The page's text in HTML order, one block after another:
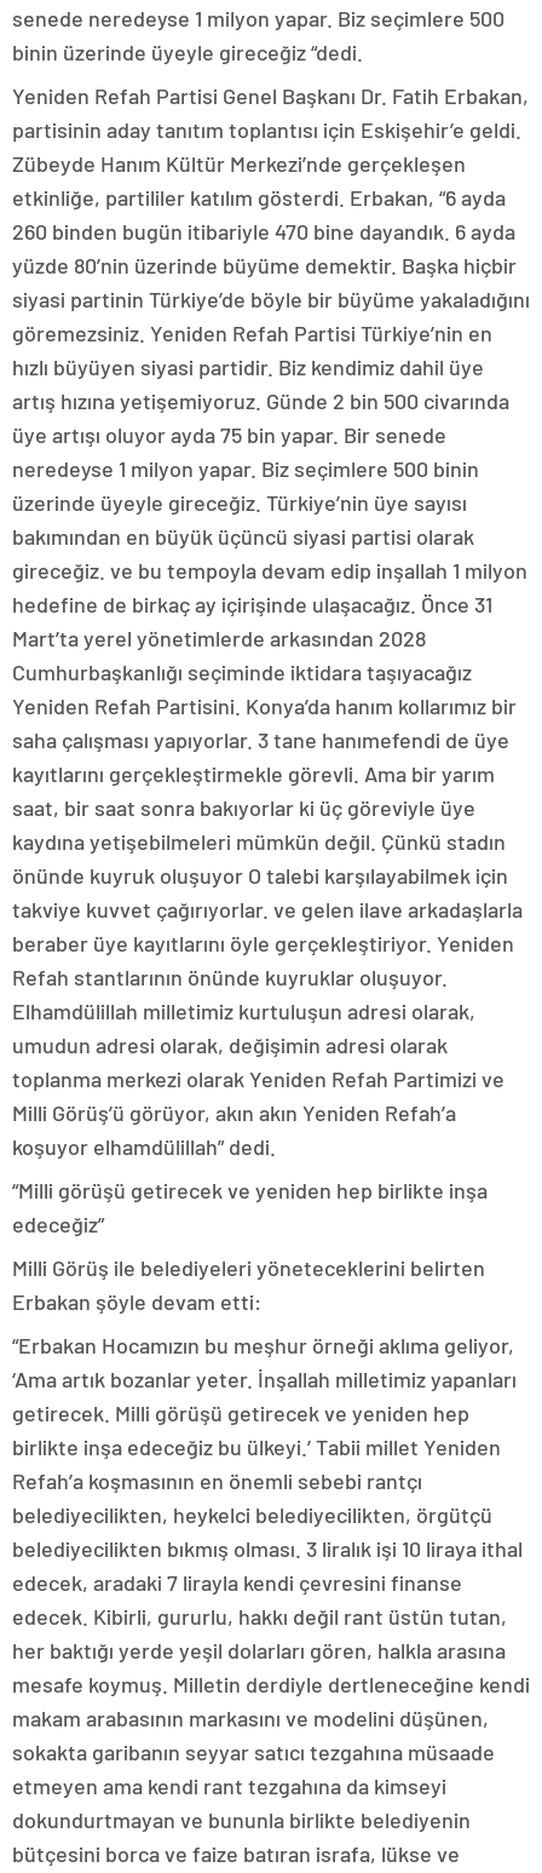
senede neredeyse 1 milyon yapar. Biz seçimlere 500
binin üzerinde üyeyle gireceğiz “dedi.
Yeniden Refah Partisi Genel Başkanı Dr. Fatih Erbakan,
partisinin aday tanıtım toplantısı için Eskişehir’e geldi.
Zübeyde Hanım Kültür Merkezi’nde gerçekleşen
etkinliğe, partililer katılım gösterdi. Erbakan, “6 ayda
260 binden bugün itibariyle 470 bine dayandık. 6 ayda
yüzde 80’nin üzerinde büyüme demektir. Başka hiçbir
siyasi partinin Türkiye’de böyle bir büyüme yakaladığını
göremezsiniz. Yeniden Refah Partisi Türkiye’nin en
hızlı büyüyen siyasi partidir. Biz kendimiz dahil üye
artış hızına yetişemiyoruz. Günde 2 bin 500 civarında
üye artışı oluyor ayda 75 bin yapar. Bir senede
neredeyse 1 milyon yapar. Biz seçimlere 500 binin
üzerinde üyeyle gireceğiz. Türkiye’nin üye sayısı
bakımından en büyük üçüncü siyasi partisi olarak
gireceğiz. ve bu tempoyla devam edip inşallah 1 milyon
hedefine de birkaç ay içirişinde ulaşacağız. Önce 31
Mart’ta yerel yönetimlerde arkasından 2028
Cumhurbaşkanlığı seçiminde iktidara taşıyacağız
Yeniden Refah Partisini. Konya’da hanım kollarımız bir
saha çalışması yapıyorlar. 3 tane hanımefendi de üye
kayıtlarını gerçekleştirmekle görevli. Ama bir yarım
saat, bir saat sonra bakıyorlar ki üç göreviyle üye
kaydına yetişebilmeleri mümkün değil. Çünkü stadın
önünde kuyruk oluşuyor O talebi karşılayabilmek için
takviye kuvvet çağırıyorlar. ve gelen ilave arkadaşlarla
beraber üye kayıtlarını öyle gerçekleştiriyor. Yeniden
Refah stantlarının önünde kuyruklar oluşuyor.
Elhamdülillah milletimiz kurtuluşun adresi olarak,
umudun adresi olarak, değişimin adresi olarak
toplanma merkezi olarak Yeniden Refah Partimizi ve
Milli Görüş’ü görüyor, akın akın Yeniden Refah’a
koşuyor elhamdülillah” dedi.
“Milli görüşü getirecek ve yeniden hep birlikte inşa
edeceğiz”
Milli Görüş ile belediyeleri yöneteceklerini belirten
Erbakan şöyle devam etti:
“Erbakan Hocamızın bu meşhur örneği aklıma geliyor,
‘Ama artık bozanlar yeter. İnşallah milletimiz yapanları
getirecek. Milli görüşü getirecek ve yeniden hep
birlikte inşa edeceğiz bu ülkeyi.’ Tabii millet Yeniden
Refah’a koşmasının en önemli sebebi rantçı
belediyecilikten, heykelci belediyecilikten, örgütçü
belediyecilikten bıkmış olması. 3 liralık işi 10 liraya ithal
edecek, aradaki 7 lirayla kendi çevresini finanse
edecek. Kibirli, gururlu, hakkı değil rant üstün tutan,
her baktığı yerde yeşil dolarları gören, halkla arasına
mesafe koymuş. Milletin derdiyle dertleneceğine kendi
makam arabasının markasını ve modelini düşünen,
sokakta garibanın seyyar satıcı tezgahına müsaade
etmeyen ama kendi rant tezgahına da kimseyi
dokundurtmayan ve bununla birlikte belediyenin
bütçesini borca ve faize batıran israfa, lükse ve